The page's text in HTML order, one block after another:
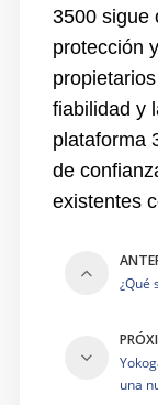
3500 sigue
protección
fiabilidad y
plataforma
de
existentes
¿Qué
una